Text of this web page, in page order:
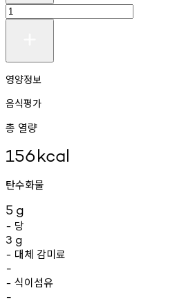
영양정보
음식평가
총 열량
156kcal
탄수화물
5 g
- 당
3 g
- 대체 감미료
-
- 식이섬유
-